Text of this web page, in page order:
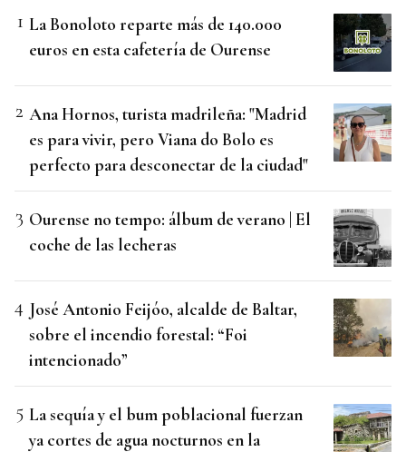
La Bonoloto reparte más de 140.000
euros en esta cafetería de Ourense
Ana Hornos, turista madrileña: "Madrid
es para vivir, pero Viana do Bolo es
perfecto para desconectar de la ciudad"
Ourense no tempo: álbum de verano | El
coche de las lecheras
José Antonio Feijóo, alcalde de Baltar,
sobre el incendio forestal: “Foi
intencionado”
La sequía y el bum poblacional fuerzan
ya cortes de agua nocturnos en la